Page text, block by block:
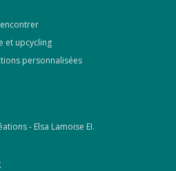
et upcycling
personnalisées
- Elsa Lamoise EI.